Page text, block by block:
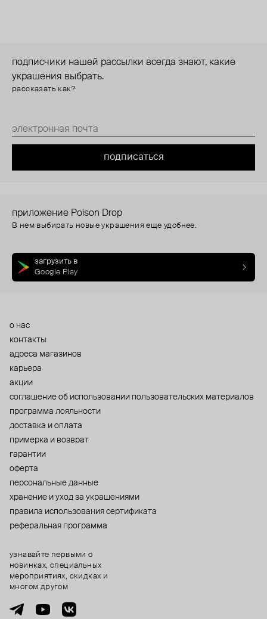
подписчики нашей рассылки всегда знают, какие
украшения выбрать.
рассказать как?
подписаться
приложение Poison Drop
В нем выбирать новые украшения еще удобнее.
загрузить в
Google Play
о нас
контакты
адреса магазинов
карьера
акции
cоглашение об использовании пользовательских материалов
программа лояльности
доставка и оплата
примерка и возврат
гарантии
оферта
персональные данные
хранение и уход за украшениями
правила использования сертификата
реферальная программа
узнавайте первыми о
новинках, специальных
мероприятиях, скидках и
многом другом